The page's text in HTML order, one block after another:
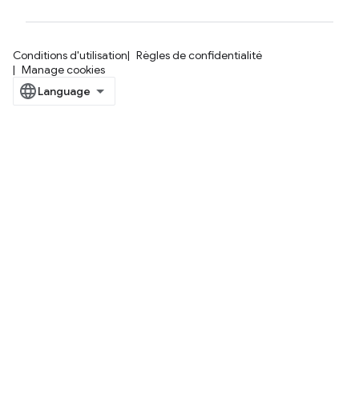
Conditions d'utilisation
Règles de confidentialité
Manage cookies